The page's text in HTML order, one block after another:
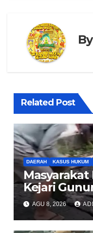
By
Related Post
DAERAH KASUS HUKUM
Masyarakat
Kejari
dan Usut
Korupsi
Sirombu-
AGU 8, 2026